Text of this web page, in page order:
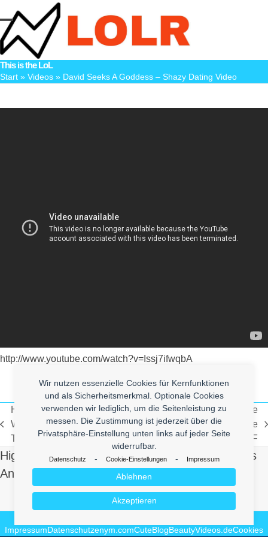
to
content
Wir nutzen essenzielle Cookies für Kernfunktionen
und als Sicherheitsmerkmal. Optionale Cookies
verwenden wir lediglich, um die Seitenleistung zu
messen. Die Zustimmung ist jederzeit über die
Privatsphäre-Einstellung unten links auf jeder Seite
widerrufbar.
Datenschutz - Cookie-Einstellungen - Impressum
Akzeptieren
Ablehnen
Open
mobile
menu
Close
mobile
menu
This is the LoL
Start » Videos » David Seeks A Goddess – Shazy Dating Video
http://www.youtube.com/watch?v=Issj7ifwqbA
vorheriger
Beitrag:
Hurricane Irene Fail –
Weather Channel States
The Obvious
Nächster
Beitrag:
Dumb Fugg Ahead – Michele
Bachmann Likes White
People – WTF
High Quality Uberlol Content for You. Contact us
And Send Us Yours!
Make it Lol
ImpressumDatenschutzenym.comCuteBlogBeautyVideos.deCookies